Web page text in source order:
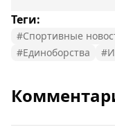
Теги:
#Спортивные
#Единоборства